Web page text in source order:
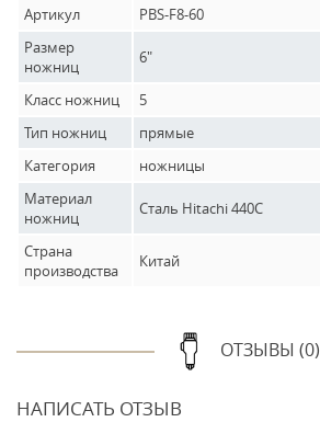
Артикул
PBS-F8-60
Размер
ножниц
6"
Класс ножниц
5
Тип ножниц
прямые
Категория
ножницы
Материал
ножниц
Сталь Hitachi 440C
Страна
производства
Китай
ОТЗЫВЫ (0)
НАПИСАТЬ ОТЗЫВ